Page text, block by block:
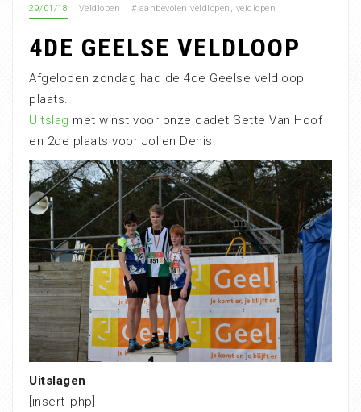
29/01/18 Veldlopen # aanbevolen veldlopen , veldlopen
4DE GEELSE VELDLOOP
Afgelopen zondag had de 4de Geelse veldloop
plaats.
Uitslag met winst voor onze cadet Sette Van Hoof
en 2de plaats voor Jolien Denis.
Uitslagen
[insert_php]